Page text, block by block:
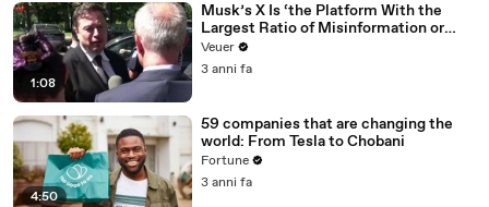
1:08
Musk’s X Is ‘the Platform With the
Largest Ratio of Misinformation or
Disinformation’ Amongst All Social
Media Platforms
Veuer
3 anni fa
4:50
59 companies that are changing the
world: From Tesla to Chobani
Fortune
3 anni fa